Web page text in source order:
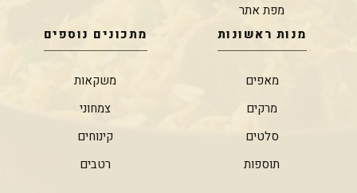
מפת אתר
מנות ראשונות
מאפים
מרקים
סלטים
תוספות
מתכונים נוספים
משקאות
צמחוני
קינוחים
רטבים